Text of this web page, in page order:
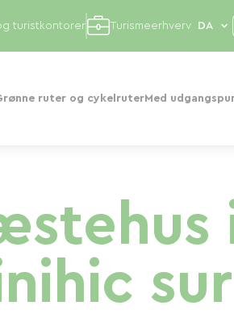
ruter og cykelruterMed
turistkontorer Turismeerhverv